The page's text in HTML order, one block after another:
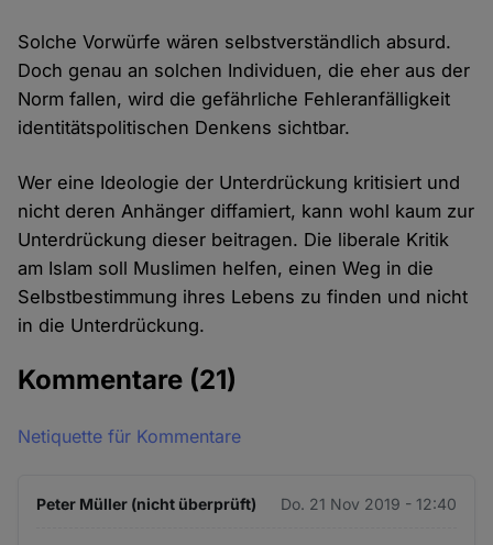
Solche Vorwürfe wären selbstverständlich absurd.
Doch genau an solchen Individuen, die eher aus der
Norm fallen, wird die gefährliche Fehleranfälligkeit
identitätspolitischen Denkens sichtbar.
Wer eine Ideologie der Unterdrückung kritisiert und
nicht deren Anhänger diffamiert, kann wohl kaum zur
Unterdrückung dieser beitragen. Die liberale Kritik
am Islam soll Muslimen helfen, einen Weg in die
Selbstbestimmung ihres Lebens zu finden und nicht
in die Unterdrückung.
Kommentare (21)
Netiquette für Kommentare
Peter Müller (nicht überprüft) Do. 21 Nov 2019 - 12:40